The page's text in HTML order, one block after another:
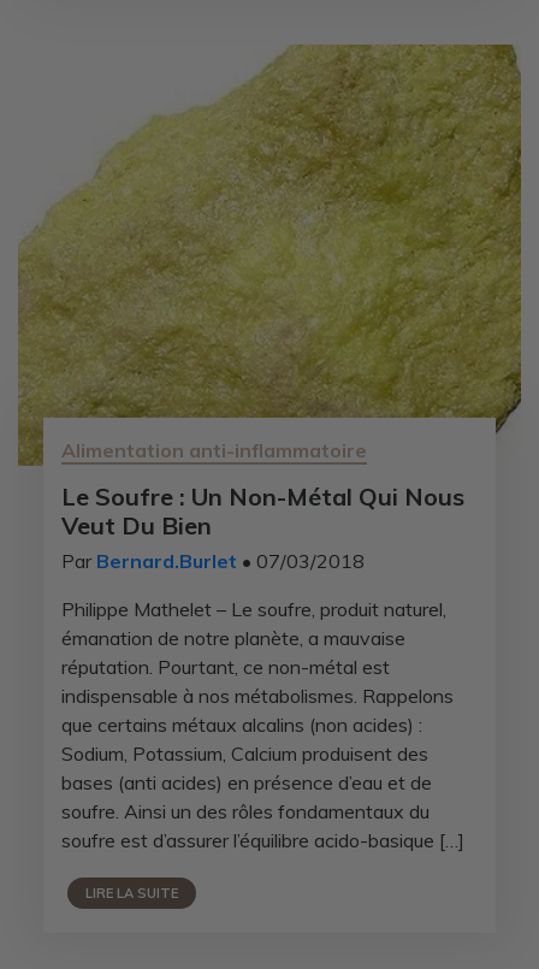
Alimentation anti-inflammatoire
Le Soufre : Un Non-Métal Qui Nous
Veut Du Bien
Par Bernard.Burlet • 07/03/2018
Philippe Mathelet – Le soufre, produit naturel,
émanation de notre planète, a mauvaise
réputation. Pourtant, ce non-métal est
indispensable à nos métabolismes. Rappelons
que certains métaux alcalins (non acides) :
Sodium, Potassium, Calcium produisent des
bases (anti acides) en présence d’eau et de
soufre. Ainsi un des rôles fondamentaux du
soufre est d’assurer l’équilibre acido-basique […]
LIRE LA SUITE